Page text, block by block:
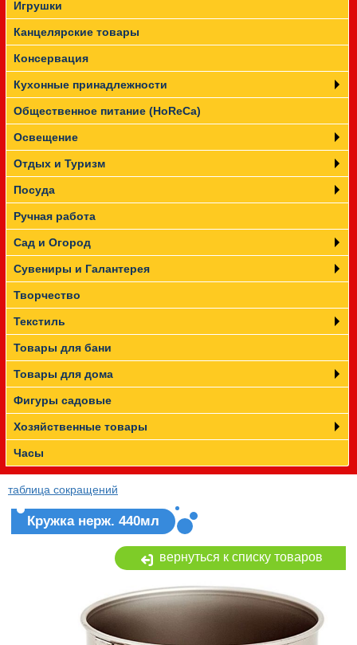
Игрушки
Канцелярские товары
Консервация
Кухонные принадлежности
Общественное питание (HoReCa)
Освещение
Отдых и Туризм
Посуда
Ручная работа
Сад и Огород
Сувениры и Галантерея
Творчество
Текстиль
Товары для бани
Товары для дома
Фигуры садовые
Хозяйственные товары
Часы
таблица сокращений
Кружка нерж. 440мл
вернуться к списку товаров